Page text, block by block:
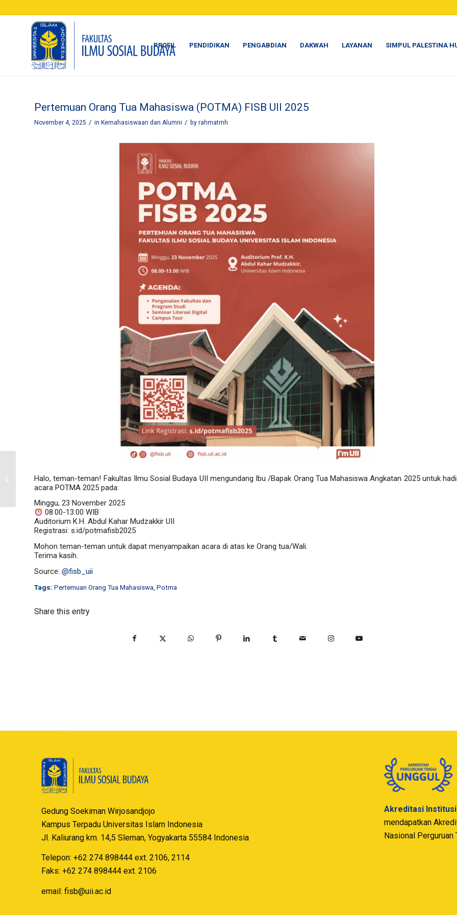
PROFIL PENDIDIKAN PENGABDIAN DAKWAH LAYANAN SIMPUL PALESTINA
Pertemuan Orang Tua Mahasiswa (POTMA) FISB UII 2025
November 4, 2025 / in Kemahasiswaan dan Alumni / by rahmatmh
Halo, teman-teman! Fakultas Ilmu Sosial Budaya UII mengundang Ibu /Bapak Orang Tua Mahasiswa Angkatan 2025 untuk
acara POTMA 2025 pada:
Minggu, 23 November 2025
08.00-13.00 WIB
Auditorium K.H. Abdul Kahar Mudzakkir UII
Registrasi: s.id/potmafisb2025
Mohon teman-teman untuk dapat menyampaikan acara di atas ke Orang tua/Wali.
Terima kasih.
Source: @fisb_uii
Tags: Pertemuan Orang Tua Mahasiswa Potma
Share this entry
Gedung Soekiman Wirjosandjojo
Kampus Terpadu Universitas Islam Indonesia
Jl. Kaliurang km. 14,5 Sleman, Yogyakarta 55584 Indonesia
Telepon: +62 274 898444 ext. 2106, 2114
Faks: +62 274 898444 ext. 2106
email: fisb@uii.ac.id
Akreditasi
mendapatkan
Nasional
FISB UII Ganjil
2025/2026